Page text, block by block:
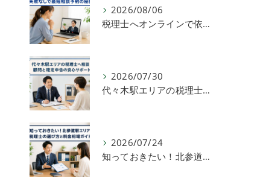
2026/08/06
税理士へオンラインで依頼したい！失敗なしで最短相談予約の秘訣
2026/07/30
代々木駅エリアの税理士へ相談！顧問と確定申告の安心サポート
2026/07/24
知っておきたい！北参道駅エリアの税理士の選び方と料金相場ガイド